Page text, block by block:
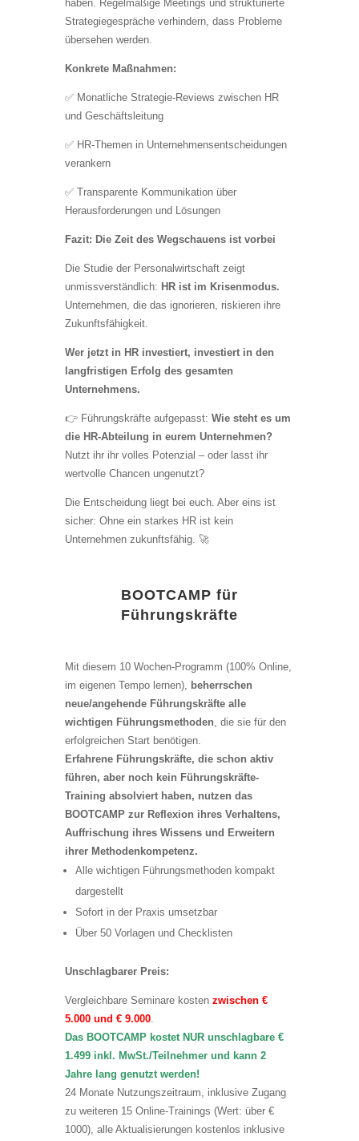
haben. Regelmäßige Meetings und strukturierte
Strategiegespräche verhindern, dass Probleme
übersehen werden.
Konkrete Maßnahmen:
✅ Monatliche Strategie-Reviews zwischen HR
und Geschäftsleitung
✅ HR-Themen in Unternehmensentscheidungen
verankern
✅ Transparente Kommunikation über
Herausforderungen und Lösungen
Fazit: Die Zeit des Wegschauens ist vorbei
Die Studie der Personalwirtschaft zeigt
unmissverständlich: HR ist im Krisenmodus.
Unternehmen, die das ignorieren, riskieren ihre
Zukunftsfähigkeit.
Wer jetzt in HR investiert, investiert in den
langfristigen Erfolg des gesamten
Unternehmens.
👉 Führungskräfte aufgepasst: Wie steht es um
die HR-Abteilung in eurem Unternehmen?
Nutzt ihr ihr volles Potenzial – oder lasst ihr
wertvolle Chancen ungenutzt?
Die Entscheidung liegt bei euch. Aber eins ist
sicher: Ohne ein starkes HR ist kein
Unternehmen zukunftsfähig. 🚀
BOOTCAMP für
Führungskräfte
Mit diesem 10 Wochen-Programm (100% Online,
im eigenen Tempo lernen), beherrschen
neue/angehende Führungskräfte alle
wichtigen Führungsmethoden, die sie für den
erfolgreichen Start benötigen.
Erfahrene Führungskräfte, die schon aktiv
führen, aber noch kein Führungskräfte-
Training absolviert haben, nutzen das
BOOTCAMP zur Reflexion ihres Verhaltens,
Auffrischung ihres Wissens und Erweitern
ihrer Methodenkompetenz.
Alle wichtigen Führungsmethoden kompakt
dargestellt
Sofort in der Praxis umsetzbar
Über 50 Vorlagen und Checklisten
Unschlagbarer Preis:
Vergleichbare Seminare kosten zwischen €
5.000 und € 9.000.
Das BOOTCAMP kostet NUR unschlagbare €
1.499 inkl. MwSt./Teilnehmer und kann 2
Jahre lang genutzt werden!
24 Monate Nutzungszeitraum, inklusive Zugang
zu weiteren 15 Online-Trainings (Wert: über €
1000), alle Aktualisierungen kostenlos inklusive